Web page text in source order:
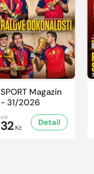
SPORT Magazín
- 31/2026
od
32 Kč
Detail